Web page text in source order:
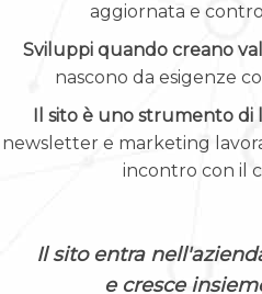
aggiornata e
Sviluppi quando creano
nascono da esigenze
Il sito è uno strumento di
newsletter e marketing
incontro con il
Il sito entra
e cresce